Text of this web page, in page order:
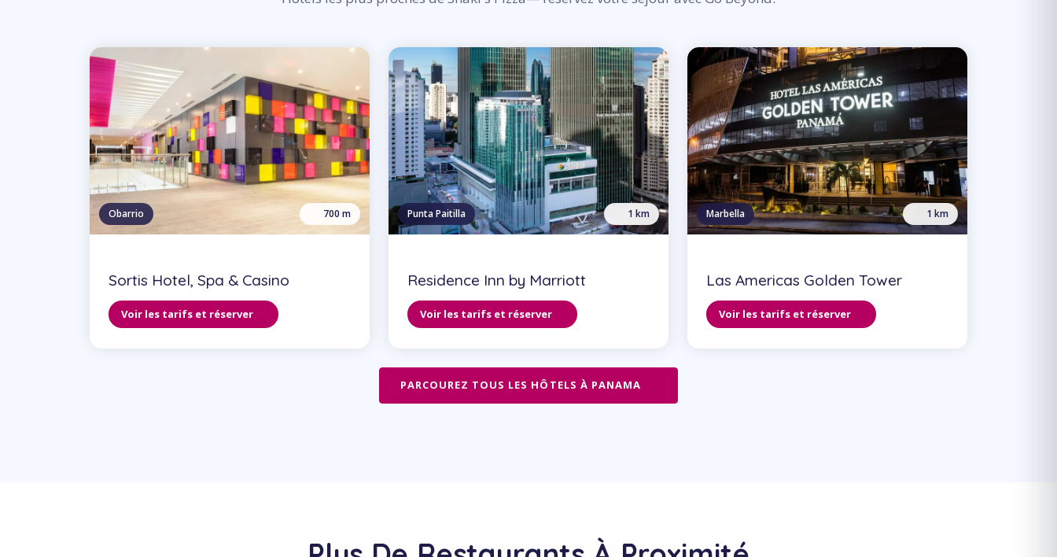
Obarrio 700 m
Sortis Hotel, Spa & Casino
Voir les tarifs et réserver
Punta Paitilla 1 km
Residence Inn by Marriott
Voir les tarifs et réserver
Marbella 1 km
Las Americas Golden Tower
Voir les tarifs et réserver
PARCOUREZ TOUS LES HÔTELS À PANAMA